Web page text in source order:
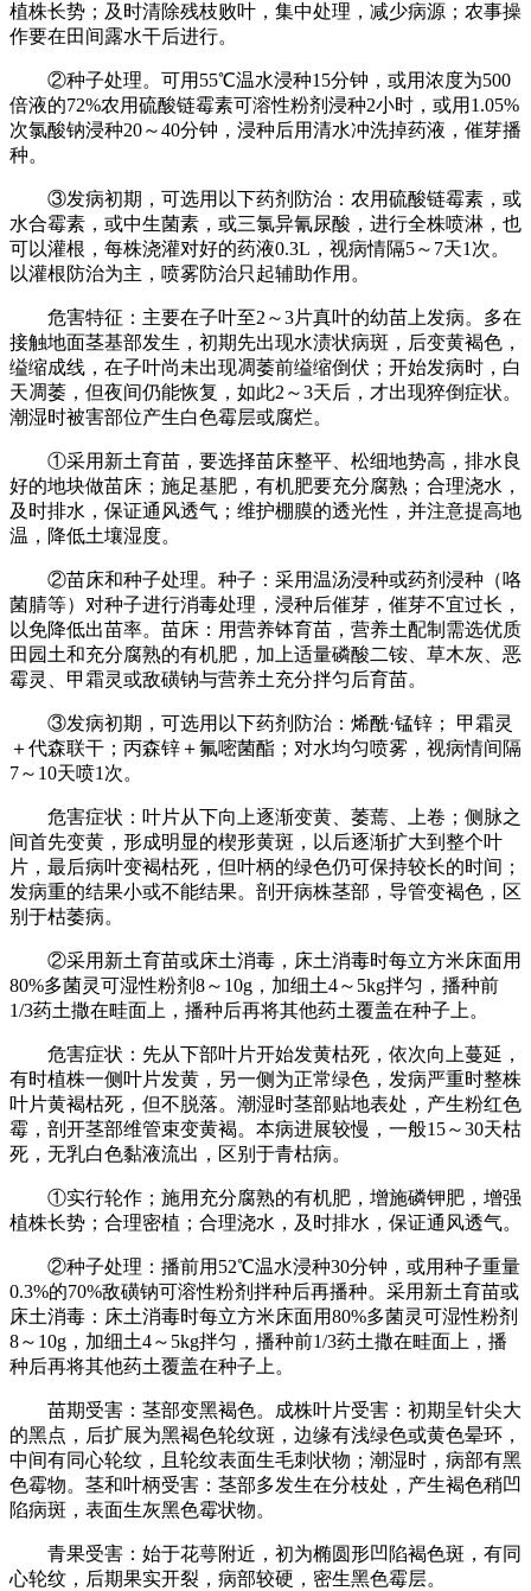
植株长势；及时清除残枝败叶，集中处理，减少病源；农事操
作要在田间露水干后进行。
②种子处理。可用55℃温水浸种15分钟，或用浓度为500
倍液的72%农用硫酸链霉素可溶性粉剂浸种2小时，或用1.05%
次氯酸钠浸种20～40分钟，浸种后用清水冲洗掉药液，催芽播
种。
③发病初期，可选用以下药剂防治：农用硫酸链霉素，或
水合霉素，或中生菌素，或三氯异氰尿酸，进行全株喷淋，也
可以灌根，每株浇灌对好的药液0.3L，视病情隔5～7天1次。
以灌根防治为主，喷雾防治只起辅助作用。
危害特征：主要在子叶至2～3片真叶的幼苗上发病。多在
接触地面茎基部发生，初期先出现水渍状病斑，后变黄褐色，
缢缩成线，在子叶尚未出现凋萎前缢缩倒伏；开始发病时，白
天凋萎，但夜间仍能恢复，如此2～3天后，才出现猝倒症状。
潮湿时被害部位产生白色霉层或腐烂。
①采用新土育苗，要选择苗床整平、松细地势高，排水良
好的地块做苗床；施足基肥，有机肥要充分腐熟；合理浇水，
及时排水，保证通风透气；维护棚膜的透光性，并注意提高地
温，降低土壤湿度。
②苗床和种子处理。种子：采用温汤浸种或药剂浸种（咯
菌腈等）对种子进行消毒处理，浸种后催芽，催芽不宜过长，
以免降低出苗率。苗床：用营养钵育苗，营养土配制需选优质
田园土和充分腐熟的有机肥，加上适量磷酸二铵、草木灰、恶
霉灵、甲霜灵或敌磺钠与营养土充分拌匀后育苗。
③发病初期，可选用以下药剂防治：烯酰·锰锌； 甲霜灵
＋代森联干；丙森锌＋氟嘧菌酯；对水均匀喷雾，视病情间隔
7～10天喷1次。
危害症状：叶片从下向上逐渐变黄、萎蔫、上卷；侧脉之
间首先变黄，形成明显的楔形黄斑，以后逐渐扩大到整个叶
片，最后病叶变褐枯死，但叶柄的绿色仍可保持较长的时间；
发病重的结果小或不能结果。剖开病株茎部，导管变褐色，区
别于枯萎病。
②采用新土育苗或床土消毒，床土消毒时每立方米床面用
80%多菌灵可湿性粉剂8～10g，加细土4～5kg拌匀，播种前
1/3药土撒在畦面上，播种后再将其他药土覆盖在种子上。
危害症状：先从下部叶片开始发黄枯死，依次向上蔓延，
有时植株一侧叶片发黄，另一侧为正常绿色，发病严重时整株
叶片黄褐枯死，但不脱落。潮湿时茎部贴地表处，产生粉红色
霉，剖开茎部维管束变黄褐。本病进展较慢，一般15～30天枯
死，无乳白色黏液流出，区别于青枯病。
①实行轮作；施用充分腐熟的有机肥，增施磷钾肥，增强
植株长势；合理密植；合理浇水，及时排水，保证通风透气。
②种子处理：播前用52℃温水浸种30分钟，或用种子重量
0.3%的70%敌磺钠可溶性粉剂拌种后再播种。采用新土育苗或
床土消毒：床土消毒时每立方米床面用80%多菌灵可湿性粉剂
8～10g，加细土4～5kg拌匀，播种前1/3药土撒在畦面上，播
种后再将其他药土覆盖在种子上。
苗期受害：茎部变黑褐色。成株叶片受害：初期呈针尖大
的黑点，后扩展为黑褐色轮纹斑，边缘有浅绿色或黄色晕环，
中间有同心轮纹，且轮纹表面生毛刺状物；潮湿时，病部有黑
色霉物。茎和叶柄受害：茎部多发生在分枝处，产生褐色稍凹
陷病斑，表面生灰黑色霉状物。
青果受害：始于花萼附近，初为椭圆形凹陷褐色斑，有同
心轮纹，后期果实开裂，病部较硬，密生黑色霉层。